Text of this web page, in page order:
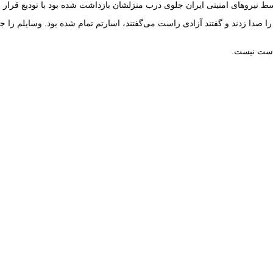
زدند و گفتند آزادی راست می‌گفتند، اسارتم تمام شده بود. وسایلم
دست نیست.